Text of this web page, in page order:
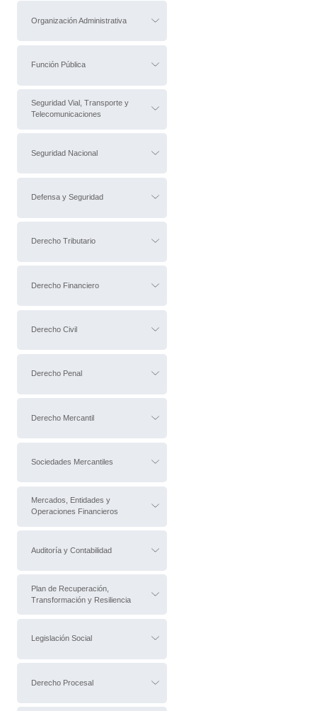
Organización Administrativa
Función Pública
Seguridad Vial, Transporte y
Telecomunicaciones
Seguridad Nacional
Defensa y Seguridad
Derecho Tributario
Derecho Financiero
Derecho Civil
Derecho Penal
Derecho Mercantil
Sociedades Mercantiles
Mercados, Entidades y
Operaciones Financieros
Auditoría y Contabilidad
Plan de Recuperación,
Transformación y Resiliencia
Legislación Social
Derecho Procesal